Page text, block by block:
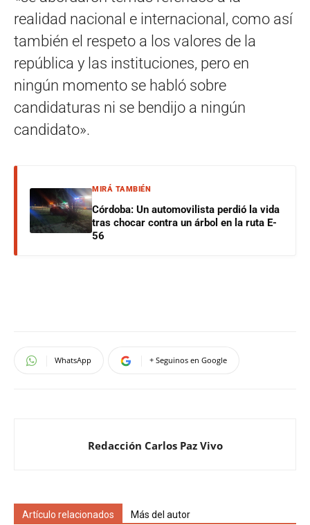
realidad nacional e internacional, como así
también el respeto a los valores de la
república y las instituciones, pero en
ningún momento se habló sobre
candidaturas ni se bendijo a ningún
candidato».
MIRÁ TAMBIÉN
Córdoba: Un automovilista perdió la vida
tras chocar contra un árbol en la ruta E-
56
WhatsApp + Seguinos en Google
Redacción Carlos Paz Vivo
Artículo relacionados Más del autor